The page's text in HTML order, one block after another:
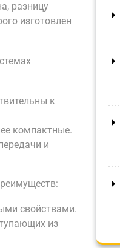
разницу
изготовлен
к
компактные.
и
свойствами.
из